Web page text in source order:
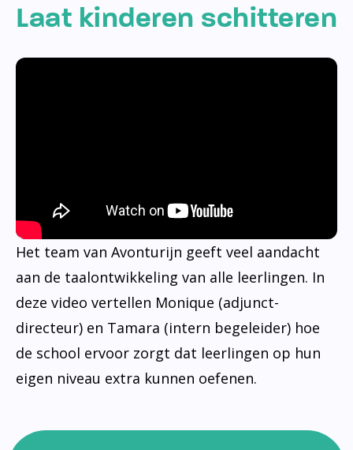
Laat kinderen schitteren
Het team van Avonturijn geeft veel aandacht
aan de taalontwikkeling van alle leerlingen. In
deze video vertellen Monique (adjunct-
directeur) en Tamara (intern begeleider) hoe
de school ervoor zorgt dat leerlingen op hun
eigen niveau extra kunnen oefenen.